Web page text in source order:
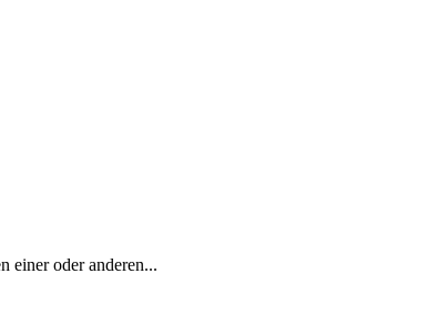
einer oder anderen...